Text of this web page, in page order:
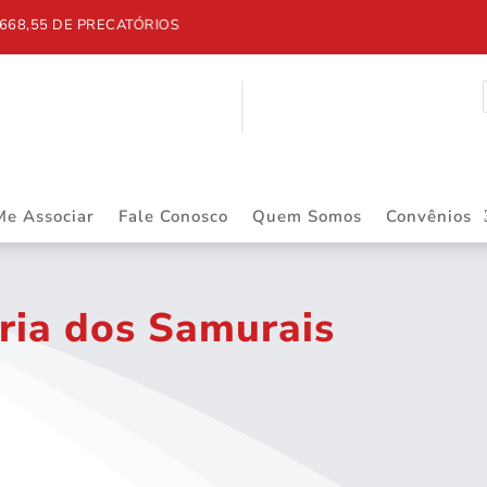
DE PRECATÓRIOS
Associar Fale Conosco Quem Somos Convênios
dos Samurais